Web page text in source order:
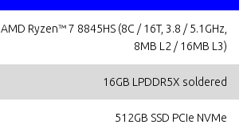
AMD Ryzen™ 7 8845HS (8C / 16T, 3.8 / 5.1GHz,
8MB L2 / 16MB L3)
16GB LPDDR5X soldered
512GB SSD PCIe NVMe